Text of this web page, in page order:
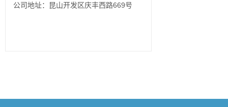
公司地址：昆山开发区庆丰西路669号